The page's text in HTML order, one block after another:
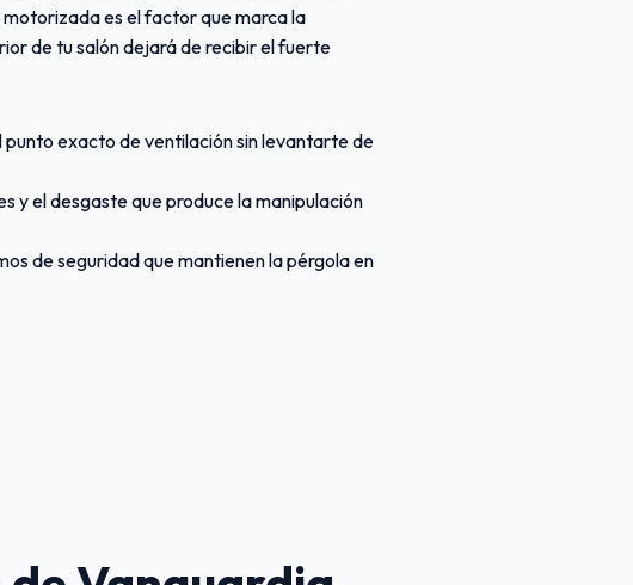
motorizada es el factor que marca la
de tu salón dejará de recibir el fuerte
exacto de ventilación sin levantarte de
y el desgaste que produce la manipulación
de seguridad que mantienen la pérgola en